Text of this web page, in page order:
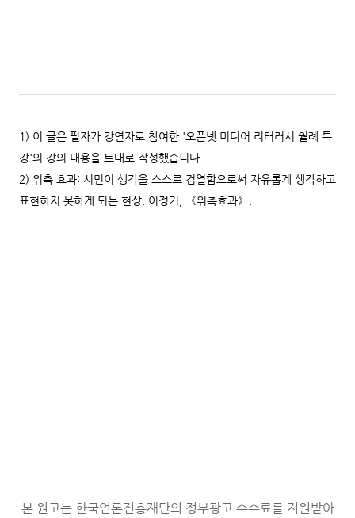
1) 이 글은 필자가 강연자로 참여한 '오픈넷 미디어 리터러시 월례 특
강'의 강의 내용을 토대로 작성했습니다.
2) 위축 효과: 시민이 생각을 스스로 검열함으로써 자유롭게 생각하고
표현하지 못하게 되는 현상. 이정기, 《위축효과》.
본 원고는 한국언론진흥재단의 정부광고 수수료를 지원받아